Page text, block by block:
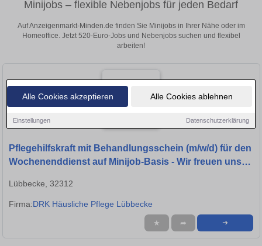
Alle Cookies akzeptieren Alle Cookies ablehnen
Einstellungen Datenschutzerklärung
Minijobs – flexible Nebenjobs für jeden Bedarf
Auf Anzeigenmarkt-Minden.de finden Sie Minijobs in Ihrer Nähe oder im
Homeoffice. Jetzt 520-Euro-Jobs und Nebenjobs suchen und flexibel
arbeiten!
Pflegehilfskraft mit Behandlungsschein (m/w/d) für den
Wochenenddienst auf Minijob-Basis - Wir freuen uns
Lübbecke, 32312
Firma:DRK Häusliche Pflege Lübbecke
★ ➦ ➜